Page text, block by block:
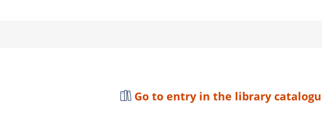
Go to entry in the library